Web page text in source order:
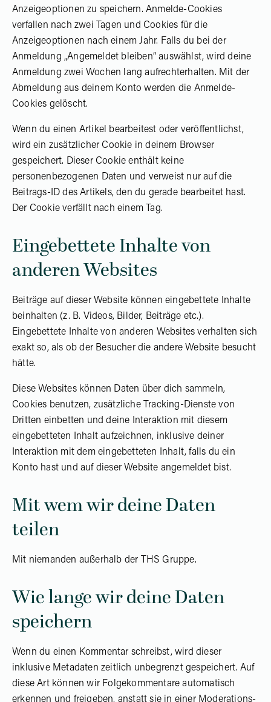
Anzeigeoptionen zu speichern. Anmelde-Cookies
verfallen nach zwei Tagen und Cookies für die
Anzeigeoptionen nach einem Jahr. Falls du bei der
Anmeldung „Angemeldet bleiben“ auswählst, wird deine
Anmeldung zwei Wochen lang aufrechterhalten. Mit der
Abmeldung aus deinem Konto werden die Anmelde-
Cookies gelöscht.
Wenn du einen Artikel bearbeitest oder veröffentlichst,
wird ein zusätzlicher Cookie in deinem Browser
gespeichert. Dieser Cookie enthält keine
personenbezogenen Daten und verweist nur auf die
Beitrags-ID des Artikels, den du gerade bearbeitet hast.
Der Cookie verfällt nach einem Tag.
Eingebettete Inhalte von
anderen Websites
Beiträge auf dieser Website können eingebettete Inhalte
beinhalten (z. B. Videos, Bilder, Beiträge etc.).
Eingebettete Inhalte von anderen Websites verhalten sich
exakt so, als ob der Besucher die andere Website besucht
hätte.
Diese Websites können Daten über dich sammeln,
Cookies benutzen, zusätzliche Tracking-Dienste von
Dritten einbetten und deine Interaktion mit diesem
eingebetteten Inhalt aufzeichnen, inklusive deiner
Interaktion mit dem eingebetteten Inhalt, falls du ein
Konto hast und auf dieser Website angemeldet bist.
Mit wem wir deine Daten
teilen
Mit niemanden außerhalb der THS Gruppe.
Wie lange wir deine Daten
speichern
Wenn du einen Kommentar schreibst, wird dieser
inklusive Metadaten zeitlich unbegrenzt gespeichert. Auf
diese Art können wir Folgekommentare automatisch
erkennen und freigeben, anstatt sie in einer Moderations-